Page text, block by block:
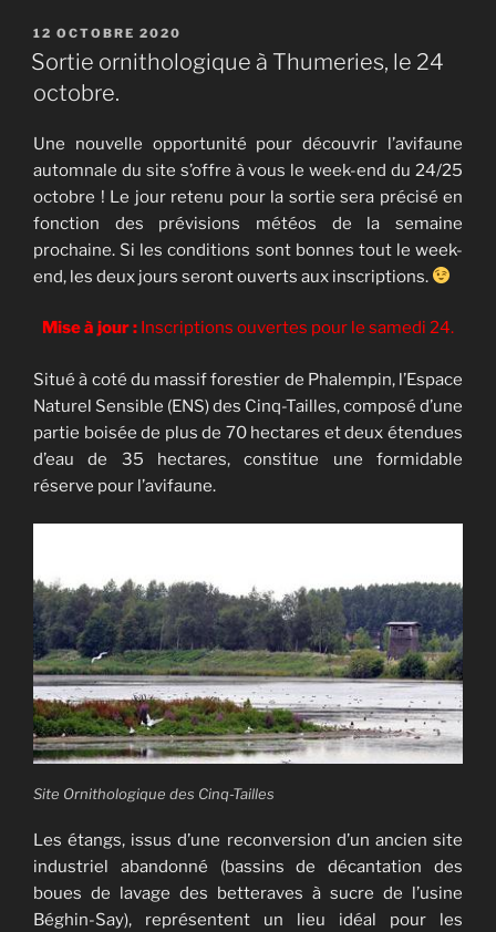
PUBLIÉ
LE
12 OCTOBRE 2020
Sortie ornithologique à Thumeries, le 24
octobre.
Une nouvelle opportunité pour découvrir l’avifaune
automnale du site s’offre à vous le week-end du 24/25
octobre ! Le jour retenu pour la sortie sera précisé en
fonction des prévisions météos de la semaine
prochaine. Si les conditions sont bonnes tout le week-
end, les deux jours seront ouverts aux inscriptions.
Mise à jour : Inscriptions ouvertes pour le samedi 24.
Situé à coté du massif forestier de Phalempin, l’Espace
Naturel Sensible (ENS) des Cinq-Tailles, composé d’une
partie boisée de plus de 70 hectares et deux étendues
d’eau de 35 hectares, constitue une formidable
réserve pour l’avifaune.
Site Ornithologique des Cinq-Tailles
Les étangs, issus d’une reconversion d’un ancien site
industriel abandonné (bassins de décantation des
boues de lavage des betteraves à sucre de l’usine
Béghin-Say), représentent un lieu idéal pour les